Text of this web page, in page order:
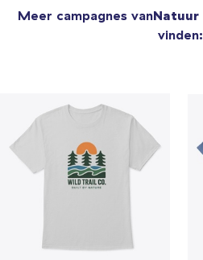
Meer campagnes vanNatuur
vinden: